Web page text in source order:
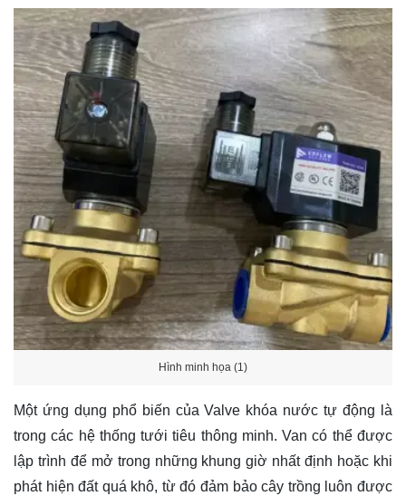
Hình minh họa (1)
Một ứng dụng phổ biến của Valve khóa nước tự động là
trong các hệ thống tưới tiêu thông minh. Van có thể được
lập trình để mở trong những khung giờ nhất định hoặc khi
phát hiện đất quá khô, từ đó đảm bảo cây trồng luôn được